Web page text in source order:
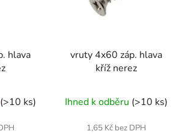
hlava
(>10 ks)
vruty 4x60 záp. hlava
kříž nerez
Ihned k odběru (>10 ks)
1,65 Kč bez DPH